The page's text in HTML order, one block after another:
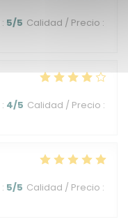
: 5/5 Calidad / Precio :
: 4/5 Calidad / Precio :
: 5/5 Calidad / Precio :